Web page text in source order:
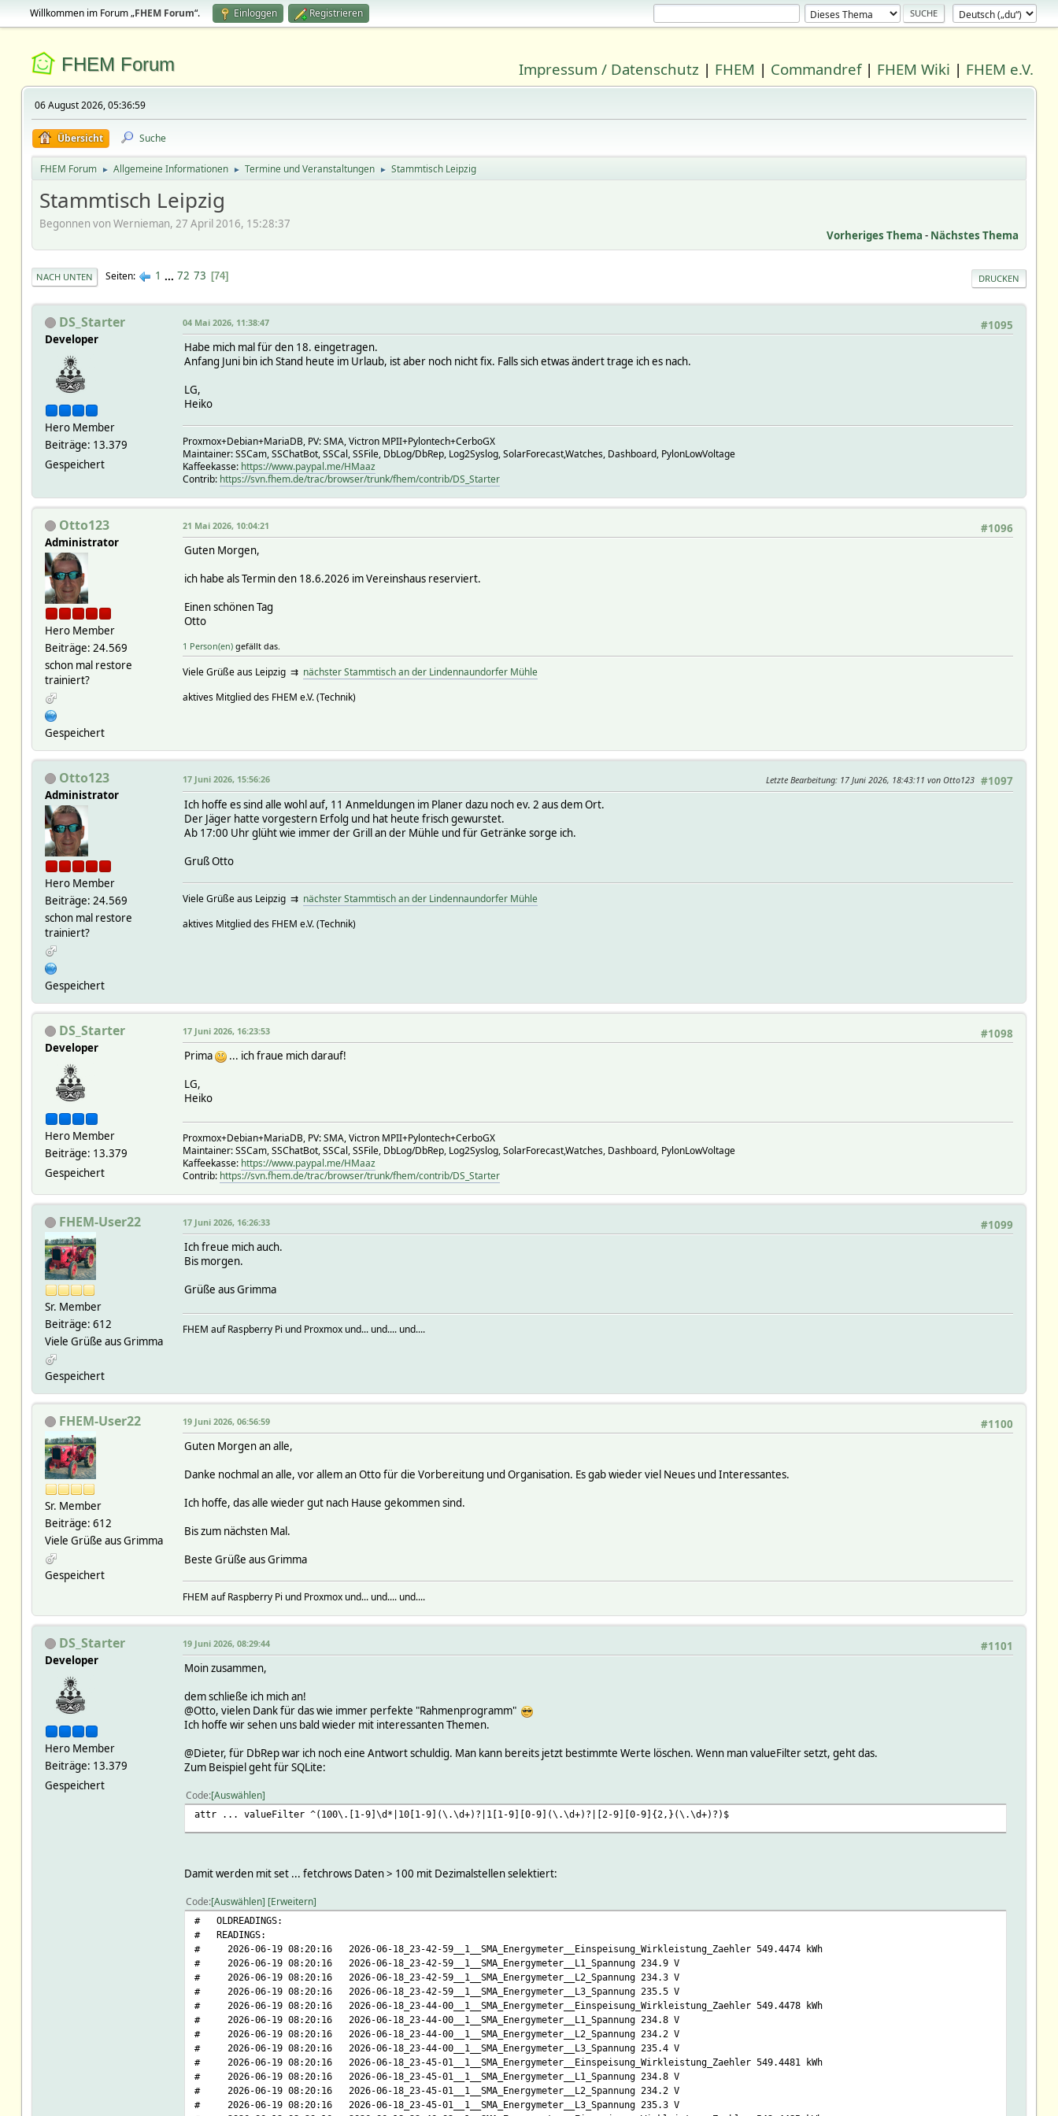
Willkommen im Forum „FHEM Forum“. Einloggen Registrieren
FHEM Forum Impressum / Datenschutz | FHEM | Commandref| FHEM Wiki | FHEM e.V.
06 August 2026, 05:36:59
Übersicht Suche
FHEM Forum ► Allgemeine Informationen ► Termine und Veranstaltungen ► Stammtisch Leipzig
Stammtisch Leipzig
Begonnen von Wernieman, 27 April 2016, 15:28:37
Vorheriges Thema - Nächstes Thema
DRUCKEN
NACH UNTEN Seiten 1 ... 72 73 74
DS_Starter
Developer
Hero Member
Beiträge: 13.379
Gespeichert
#1095
04 Mai 2026, 11:38:47
Habe mich mal für den 18. eingetragen.
Anfang Juni bin ich Stand heute im Urlaub, ist aber noch nicht fix. Falls sich etwas ändert trage ich es nach.
LG,
Heiko
Proxmox+Debian+MariaDB, PV: SMA, Victron MPII+Pylontech+CerboGX
Maintainer: SSCam, SSChatBot, SSCal, SSFile, DbLog/DbRep, Log2Syslog, SolarForecast,Watches, Dashboard, PylonLowVoltage
Kaffeekasse: https://www.paypal.me/HMaaz
Contrib: https://svn.fhem.de/trac/browser/trunk/fhem/contrib/DS_Starter
Otto123
Administrator
Hero Member
Beiträge: 24.569
schon mal restore
trainiert?
Gespeichert
#1096
21 Mai 2026, 10:04:21
Guten Morgen,
ich habe als Termin den 18.6.2026 im Vereinshaus reserviert.
Einen schönen Tag
Otto
1 Person(en)gefällt das.
Viele Grüße aus Leipzig ⇉ nächster Stammtisch an der Lindennaundorfer Mühle
aktives Mitglied des FHEM e.V. (Technik)
Otto123
Administrator
Hero Member
Beiträge: 24.569
schon mal restore
trainiert?
Gespeichert
#1097
17 Juni 2026, 15:56:26 Letzte Bearbeitung: 17 Juni 2026, 18:43:11 von Otto123
Ich hoffe es sind alle wohl auf, 11 Anmeldungen im Planer dazu noch ev. 2 aus dem Ort.
Der Jäger hatte vorgestern Erfolg und hat heute frisch gewurstet.
Ab 17:00 Uhr glüht wie immer der Grill an der Mühle und für Getränke sorge ich.
Gruß Otto
Viele Grüße aus Leipzig ⇉ nächster Stammtisch an der Lindennaundorfer Mühle
aktives Mitglied des FHEM e.V. (Technik)
DS_Starter
Developer
Hero Member
Beiträge: 13.379
Gespeichert
#1098
17 Juni 2026, 16:23:53
Prima
... ich fraue mich darauf!
LG,
Heiko
Proxmox+Debian+MariaDB, PV: SMA, Victron MPII+Pylontech+CerboGX
Maintainer: SSCam, SSChatBot, SSCal, SSFile, DbLog/DbRep, Log2Syslog, SolarForecast,Watches, Dashboard, PylonLowVoltage
Kaffeekasse: https://www.paypal.me/HMaaz
Contrib: https://svn.fhem.de/trac/browser/trunk/fhem/contrib/DS_Starter
FHEM-User22
Sr. Member
Beiträge: 612
Viele Grüße aus Grimma
Gespeichert
#1099
17 Juni 2026, 16:26:33
Ich freue mich auch.
Bis morgen.
Grüße aus Grimma
FHEM auf Raspberry Pi und Proxmox und... und.... und....
FHEM-User22
Sr. Member
Beiträge: 612
Viele Grüße aus Grimma
Gespeichert
#1100
19 Juni 2026, 06:56:59
Guten Morgen an alle,
Danke nochmal an alle, vor allem an Otto für die Vorbereitung und Organisation. Es gab wieder viel Neues und Interessantes.
Ich hoffe, das alle wieder gut nach Hause gekommen sind.
Bis zum nächsten Mal.
Beste Grüße aus Grimma
FHEM auf Raspberry Pi und Proxmox und... und.... und....
DS_Starter
Developer
Hero Member
Beiträge: 13.379
Gespeichert
#1101
19 Juni 2026, 08:29:44
Moin zusammen,
dem schließe ich mich an!
@Otto, vielen Dank für das wie immer perfekte "Rahmenprogramm"
Ich hoffe wir sehen uns bald wieder mit interessanten Themen.
@Dieter, für DbRep war ich noch eine Antwort schuldig. Man kann bereits jetzt bestimmte Werte löschen. Wenn man valueFilter setzt, geht das.
Zum Beispiel geht für SQLite:
Code Auswählen
attr ... valueFilter ^(100\.[1-9]\d*|10[1-9](\.\d+)?|1[1-9][0-9](\.\d+)?|[2-9][0-9]{2,}(\.\d+)?)$
Damit werden mit set ... fetchrows Daten > 100 mit Dezimalstellen selektiert:
Code Auswählen Erweitern
# OLDREADINGS:
# READINGS:
# 2026-06-19 08:20:16 2026-06-18_23-42-59__1__SMA_Energymeter__Einspeisung_Wirkleistung_Zaehler 549.4474 kWh
# 2026-06-19 08:20:16 2026-06-18_23-42-59__1__SMA_Energymeter__L1_Spannung 234.9 V
# 2026-06-19 08:20:16 2026-06-18_23-42-59__1__SMA_Energymeter__L2_Spannung 234.3 V
# 2026-06-19 08:20:16 2026-06-18_23-42-59__1__SMA_Energymeter__L3_Spannung 235.5 V
# 2026-06-19 08:20:16 2026-06-18_23-44-00__1__SMA_Energymeter__Einspeisung_Wirkleistung_Zaehler 549.4478 kWh
# 2026-06-19 08:20:16 2026-06-18_23-44-00__1__SMA_Energymeter__L1_Spannung 234.8 V
# 2026-06-19 08:20:16 2026-06-18_23-44-00__1__SMA_Energymeter__L2_Spannung 234.2 V
# 2026-06-19 08:20:16 2026-06-18_23-44-00__1__SMA_Energymeter__L3_Spannung 235.4 V
# 2026-06-19 08:20:16 2026-06-18_23-45-01__1__SMA_Energymeter__Einspeisung_Wirkleistung_Zaehler 549.4481 kWh
# 2026-06-19 08:20:16 2026-06-18_23-45-01__1__SMA_Energymeter__L1_Spannung 234.8 V
# 2026-06-19 08:20:16 2026-06-18_23-45-01__1__SMA_Energymeter__L2_Spannung 234.2 V
# 2026-06-19 08:20:16 2026-06-18_23-45-01__1__SMA_Energymeter__L3_Spannung 235.3 V